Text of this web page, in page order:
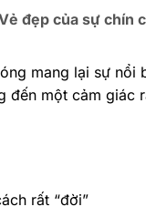
đẹp của sự chín
mang lại sự nổi
đến một cảm giác
rất “đời”